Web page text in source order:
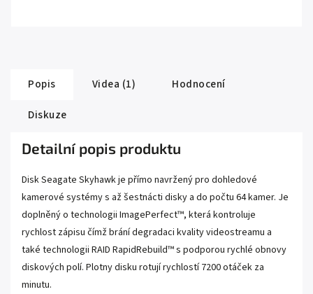
Popis Videa (1)
Hodnocení
Diskuze
Detailní popis produktu
Disk Seagate Skyhawk je přímo navržený pro dohledové
kamerové systémy s až šestnácti disky a do počtu 64 kamer. Je
doplněný o technologii ImagePerfect™, která kontroluje
rychlost zápisu čímž brání degradaci kvality videostreamu a
také technologii RAID RapidRebuild™ s podporou rychlé obnovy
diskových polí. Plotny disku rotují rychlostí 7200 otáček za
minutu.